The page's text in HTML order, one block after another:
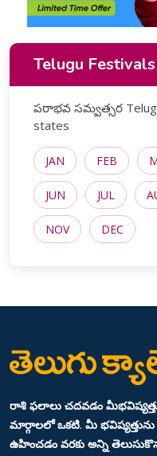
Telugu
పరాభవ సమ్వత్సర
states
JAN FEB
JUN JUL
NOV DEC
రాశి ఫలాలు చదవడం
మార్గాలలో ఒకటి. మీ భవిష్యత్తును
ఉహించడం వరకు అన్ని